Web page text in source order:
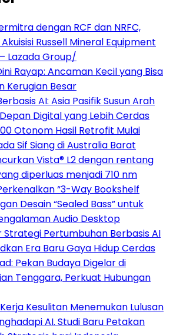
dengan RCF dan NRFC,
Russell Mineral Equipment
Lazada Group/
Rayap: Ancaman Kecil yang Bisa
Kerugian Besar
AI: Asia Pasifik Susun Arah
Digital yang Lebih Cerdas
Otonom Hasil Retrofit Mulai
Sif Siang di Australia Barat
Vista® L2 dengan rentang
diperluas menjadi 710 nm
“3-Way Bookshelf
Desain “Sealed Bass” untuk
Audio Desktop
Strategi Pertumbuhan Berbasis AI
Era Baru Gaya Hidup Cerdas
Pekan Budaya Digelar di
Tenggara, Perkuat Hubungan
Kesulitan Menemukan Lulusan
AI. Studi Baru Petakan